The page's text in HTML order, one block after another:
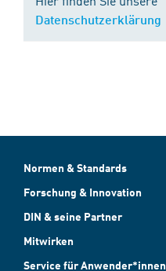
Datenschutzerklärung
Normen & Standards
Forschung & Innovation
DIN & seine Partner
Mitwirken
Service für Anwender*innen